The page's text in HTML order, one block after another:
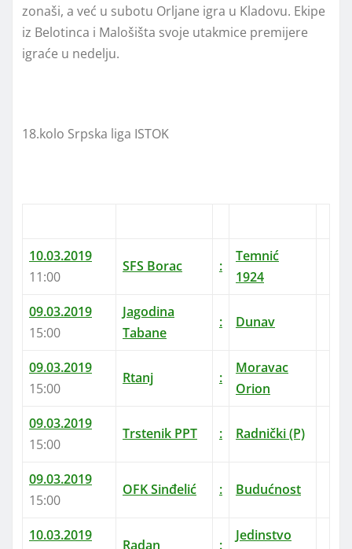
zonaši, a već u subotu Orljane igra u Kladovu. Ekipe
iz Belotinca i Malošišta svoje utakmice premijere
igraće u nedelju.
18.kolo Srpska liga ISTOK
10.03.2019
11:00
SFS Borac :
Temnić
1924
09.03.2019
15:00
Jagodina
Tabane
: Dunav
09.03.2019
15:00
Rtanj :
Moravac
Orion
09.03.2019
15:00
Trstenik PPT : Radnički (P)
09.03.2019
15:00
OFK Sinđelić : Budućnost
10.03.2019
Radan :
Jedinstvo